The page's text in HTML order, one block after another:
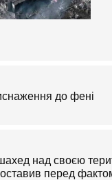
до фені
над своєю
перед